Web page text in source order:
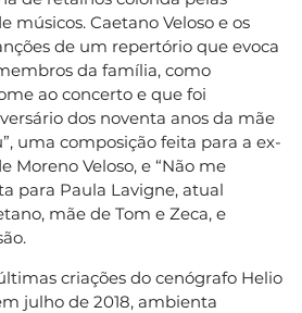
músicos. Caetano Veloso e os
de um repertório que evoca
da família, como
ao concerto e que foi
dos noventa anos da mãe
uma composição feita para a ex-
Moreno Veloso, e “Não me
para Paula Lavigne, atual
mãe de Tom e Zeca, e
criações do cenógrafo Helio
julho de 2018, ambienta